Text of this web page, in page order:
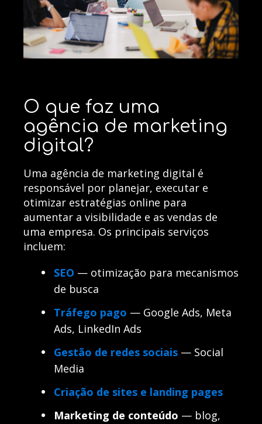
O que faz uma
agência de marketing
digital?
Uma agência de marketing digital é
responsável por planejar, executar e
otimizar estratégias online para
aumentar a visibilidade e as vendas de
uma empresa. Os principais serviços
incluem:
SEO — otimização para mecanismos
de busca
Tráfego pago — Google Ads, Meta
Ads, LinkedIn Ads
Gestão de redes sociais — Social
Media
Criação de sites e landing pages
Marketing de conteúdo — blog,